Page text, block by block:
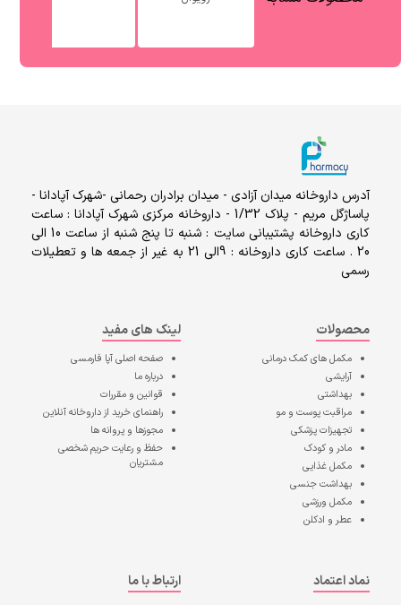
آدرس داروخانه میدان آزادی - میدان برادران رحمانی -شهرک آپادانا -
پاساژگل مریم - پلاک 1/32 - داروخانه مرکزی شهرک آپادانا : ساعت
کاری داروخانه پشتیبانی سایت : شنبه تا پنج شنبه از ساعت 10 الی
20 . ساعت کاری داروخانه : 9الی 21 به غیر از جمعه ها و تعطیلات
رسمی
محصولات
مکمل های کمک درمانی
آرایشی
بهداشتی
مراقبت پوست و مو
تجهیزات پزشکی
مادر و کودک
مکمل غذایی
بهداشت جنسی
مکمل ورزشی
عطر و ادکلن
لینک های مفید
صفحه اصلیآپا فارمسی
درباره ما
قوانین و مقررات
راهنمای خرید از داروخانه آنلاین
مجوزها و پروانه ها
حفظ و رعایت حریم شخصی
مشتریان
نماد اعتماد
ارتباط با ما